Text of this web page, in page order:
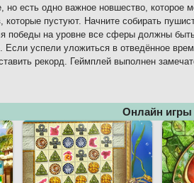
но есть одно важное новшество, которое
которые пустуют. Начните собирать
победы на уровне все сферы должны
Если успели уложиться в отведённое
рекорд. Геймплей выполнен
Онлайн игры